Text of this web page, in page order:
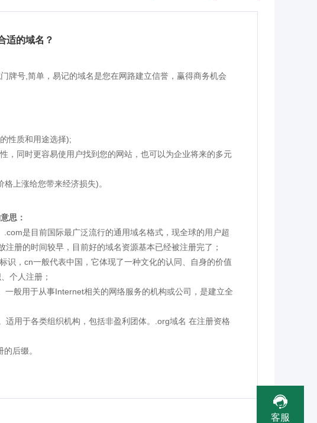
适的域名？
牌号,简单，易记的域名是您在网路建立信誉，赢得商务机会
性质和用途选择);
，同时更容易使用户找到您的网站，也可以为企业将来的多元
上涨给您带来经济损失)。
思：
是目前国际最广泛流行的通用域名格式，现全球的用户超
册的时间较早，目前好的域名资源基本已经被注册完了；
识，cn一般代表中国，它体现了一种文化的认同、自身的价值
个人注册；
般用于从事Internet相关的网络服务的机构或公司，是建立全
用于各类组织机构，包括非盈利团体。.org域名 在注册资格
后缀。
客服